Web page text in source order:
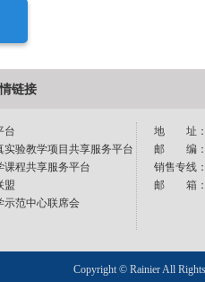
链接
台
验教学项目共享服务平台
程共享服务平台
盟
示范中心联席会
地 址：
邮 编：
销售专线
邮 箱：
Copyright © Rainier All